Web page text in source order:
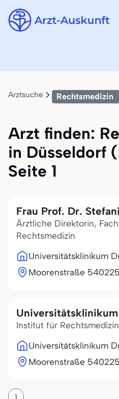
Arztsuche Rechtsmedizin
Arzt finden:
in Düsseldorf
Seite 1
Frau Prof. Dr.
Ärztliche Direktorin,
Rechtsmedizin
Universitätsklinikum
Moorenstraße 540225
Institut für Rechtsmedizin
Universitätsklinikum
Moorenstraße 540225